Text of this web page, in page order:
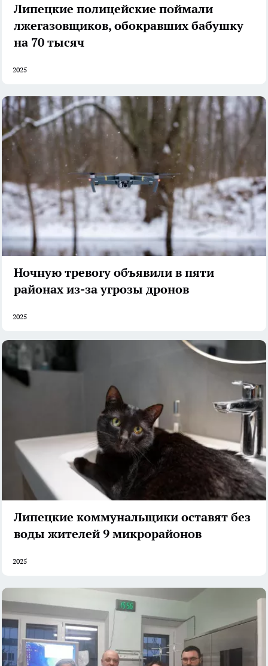
Липецкие полицейские поймали
лжегазовщиков, обокравших бабушку
на 70 тысяч
2025
Ночную тревогу объявили в пяти
районах из-за угрозы дронов
2025
Липецкие коммунальщики оставят без
воды жителей 9 микрорайонов
2025